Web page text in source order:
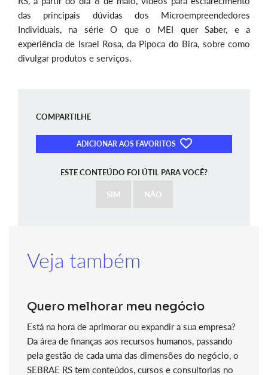
das principais dúvidas dos Microempreendedores
Individuais, na série O que o MEI quer Saber, e a
experiência de Israel Rosa, da Pipoca do Bira, sobre como
divulgar produtos e serviços.
COMPARTILHE
ADICIONAR AOS FAVORITOS
ESTE CONTEÚDO FOI ÚTIL PARA VOCÊ?
SIM NÃO
Veja também
Quero melhorar meu negócio
Está na hora de aprimorar ou expandir a sua empresa?
Da área de finanças aos recursos humanos, passando
pela gestão de cada uma das dimensões do negócio, o
SEBRAE RS tem conteúdos, cursos e consultorias no